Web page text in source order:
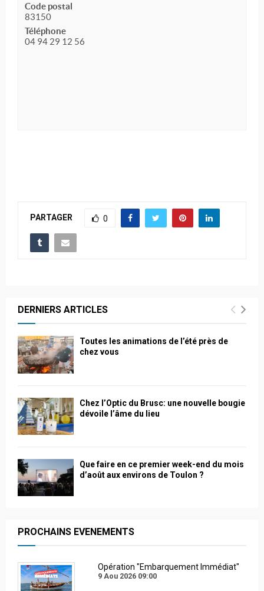
Code postal
83150
Téléphone
04 94 29 12 56
PARTAGER 0
DERNIERS ARTICLES
Toutes les animations de l’été près de
chez vous
Chez l’Optic du Brusc: une nouvelle bougie
dévoile l’âme du lieu
Que faire en ce premier week-end du mois
d’août aux environs de Toulon ?
PROCHAINS EVENEMENTS
Opération "Embarquement Immédiat"
9 Aou 2026 09:00